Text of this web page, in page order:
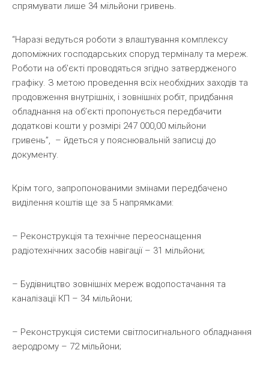
спрямувати лише 34 мільйони гривень.
“Наразі ведуться роботи з влаштування комплексу
допоміжних господарських споруд терміналу та мереж.
Роботи на об’єкті проводяться згідно затвердженого
графіку. З метою проведення всіх необхідних заходів та
продовження внутрішніх, і зовнішніх робіт, придбання
обладнання на об’єкті пропонується передбачити
додаткові кошти у розмірі 247 000,00 мільйони
гривень”, – йдеться у пояснювальній записці до
документу.
Крім того, запропонованими змінами передбачено
виділення коштів ще за 5 напрямками:
– Реконструкція та технічне переоснащення
радіотехнічних засобів навігації – 31 мільйони;
– Будівництво зовнішніх мереж водопостачання та
каналізації КП – 34 мільйони;
– Реконструкція системи світлосигнального обладнання
аеродрому – 72 мільйони;